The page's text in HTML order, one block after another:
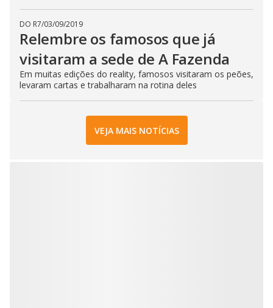
DO R7/03/09/2019
Relembre os famosos que já
visitaram a sede de A Fazenda
Em muitas edições do reality, famosos visitaram os peões,
levaram cartas e trabalharam na rotina deles
VEJA MAIS NOTÍCIAS